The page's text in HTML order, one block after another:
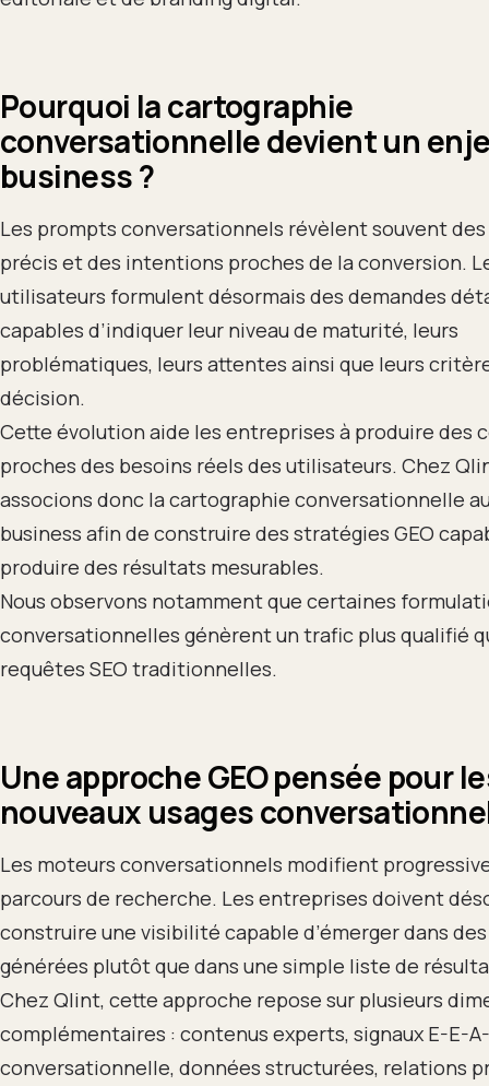
Pourquoi la cartographie
conversationnelle devient un
business ?
Les prompts conversationnels révèlent souvent
précis et des intentions proches de la conversion.
utilisateurs formulent désormais des demandes
capables d’indiquer leur niveau de maturité, leurs
problématiques, leurs attentes ainsi que leurs
décision.
Cette évolution aide les entreprises à produire des
proches des besoins réels des utilisateurs. Chez
associons donc la cartographie conversationnelle
business afin de construire des stratégies GEO
produire des résultats mesurables.
Nous observons notamment que certaines
conversationnelles génèrent un trafic plus qualifié
requêtes SEO traditionnelles.
Une approche GEO pensée pour
nouveaux usages
Les moteurs conversationnels modifient
parcours de recherche. Les entreprises doivent
construire une visibilité capable d’émerger dans
générées plutôt que dans une simple liste de
Chez Qlint, cette approche repose sur plusieurs
complémentaires : contenus experts, signaux E-E-
conversationnelle, données structurées, relations